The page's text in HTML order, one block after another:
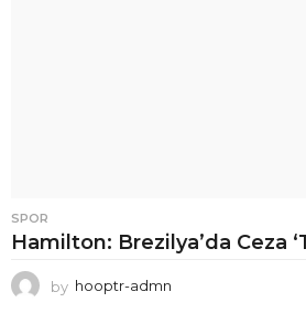
SPOR
Hamilton: Brezilya’da Ceza
by hooptr-admn